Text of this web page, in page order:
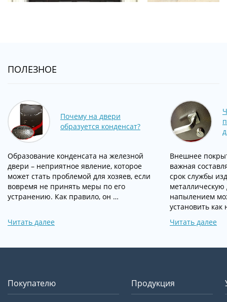
ПОЛЕЗНОЕ
Почему на двери
образуется конденсат?
Образование конденсата на железной
двери – неприятное явление, которое
может стать проблемой для хозяев, если
вовремя не принять меры по его
устранению. Как правило, он …
Читать далее
Внешнее
важная
срок службы
напылением
установить
Читать далее
Покупателю Продукция